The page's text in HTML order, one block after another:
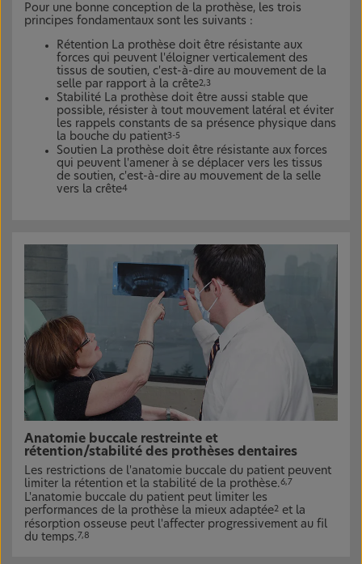
Pour une bonne conception de la prothèse, les trois
principes fondamentaux sont les suivants :
Rétention La prothèse doit être résistante aux
forces qui peuvent l'éloigner verticalement des
tissus de soutien, c'est-à-dire au mouvement de la
selle par rapport à la crête2,3
Stabilité La prothèse doit être aussi stable que
possible, résister à tout mouvement latéral et éviter
les rappels constants de sa présence physique dans
la bouche du patient3-5
Soutien La prothèse doit être résistante aux forces
qui peuvent l'amener à se déplacer vers les tissus
de soutien, c'est-à-dire au mouvement de la selle
vers la crête4
Anatomie buccale restreinte et
rétention/stabilité des prothèses dentaires
Les restrictions de l'anatomie buccale du patient peuvent
limiter la rétention et la stabilité de la prothèse.6,7
L'anatomie buccale du patient peut limiter les
performances de la prothèse la mieux adaptée2 et la
résorption osseuse peut l'affecter progressivement au fil
du temps. 7,8